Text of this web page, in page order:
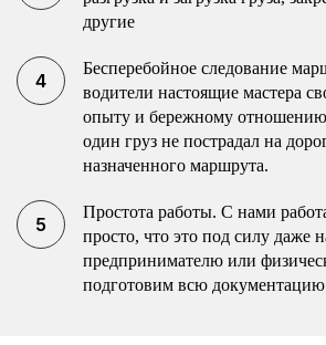
другие
Бесперебойное следование
водители настоящие мастера
опыту и бережному
один груз не пострадал на
назначенного маршрута.
Простота работы. С нами
просто, что это под силу даже
предпринимателю или
подготовим всю документацию